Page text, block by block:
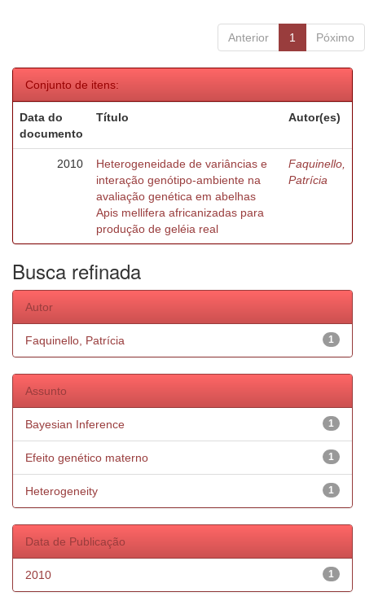
Anterior 1 Póximo
Conjunto de itens:
Data do
documento
Título Autor(es)
2010
Heterogeneidade de variâncias e
interação genótipo-ambiente na
avaliação genética em abelhas
Apis mellifera africanizadas para
produção de geléia real
Faquinello,
Patrícia
Busca refinada
Autor
1
Faquinello, Patrícia
Assunto
1
Bayesian Inference
1
Efeito genético materno
1
Heterogeneity
Data de Publicação
1
2010